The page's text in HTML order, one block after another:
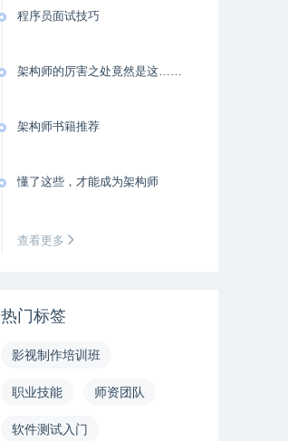
程序员面试技巧
架构师的厉害之处竟然是这……
架构师书籍推荐
懂了这些，才能成为架构师
查看更多
热门标签
影视制作培训班
职业技能 师资团队
软件测试入门